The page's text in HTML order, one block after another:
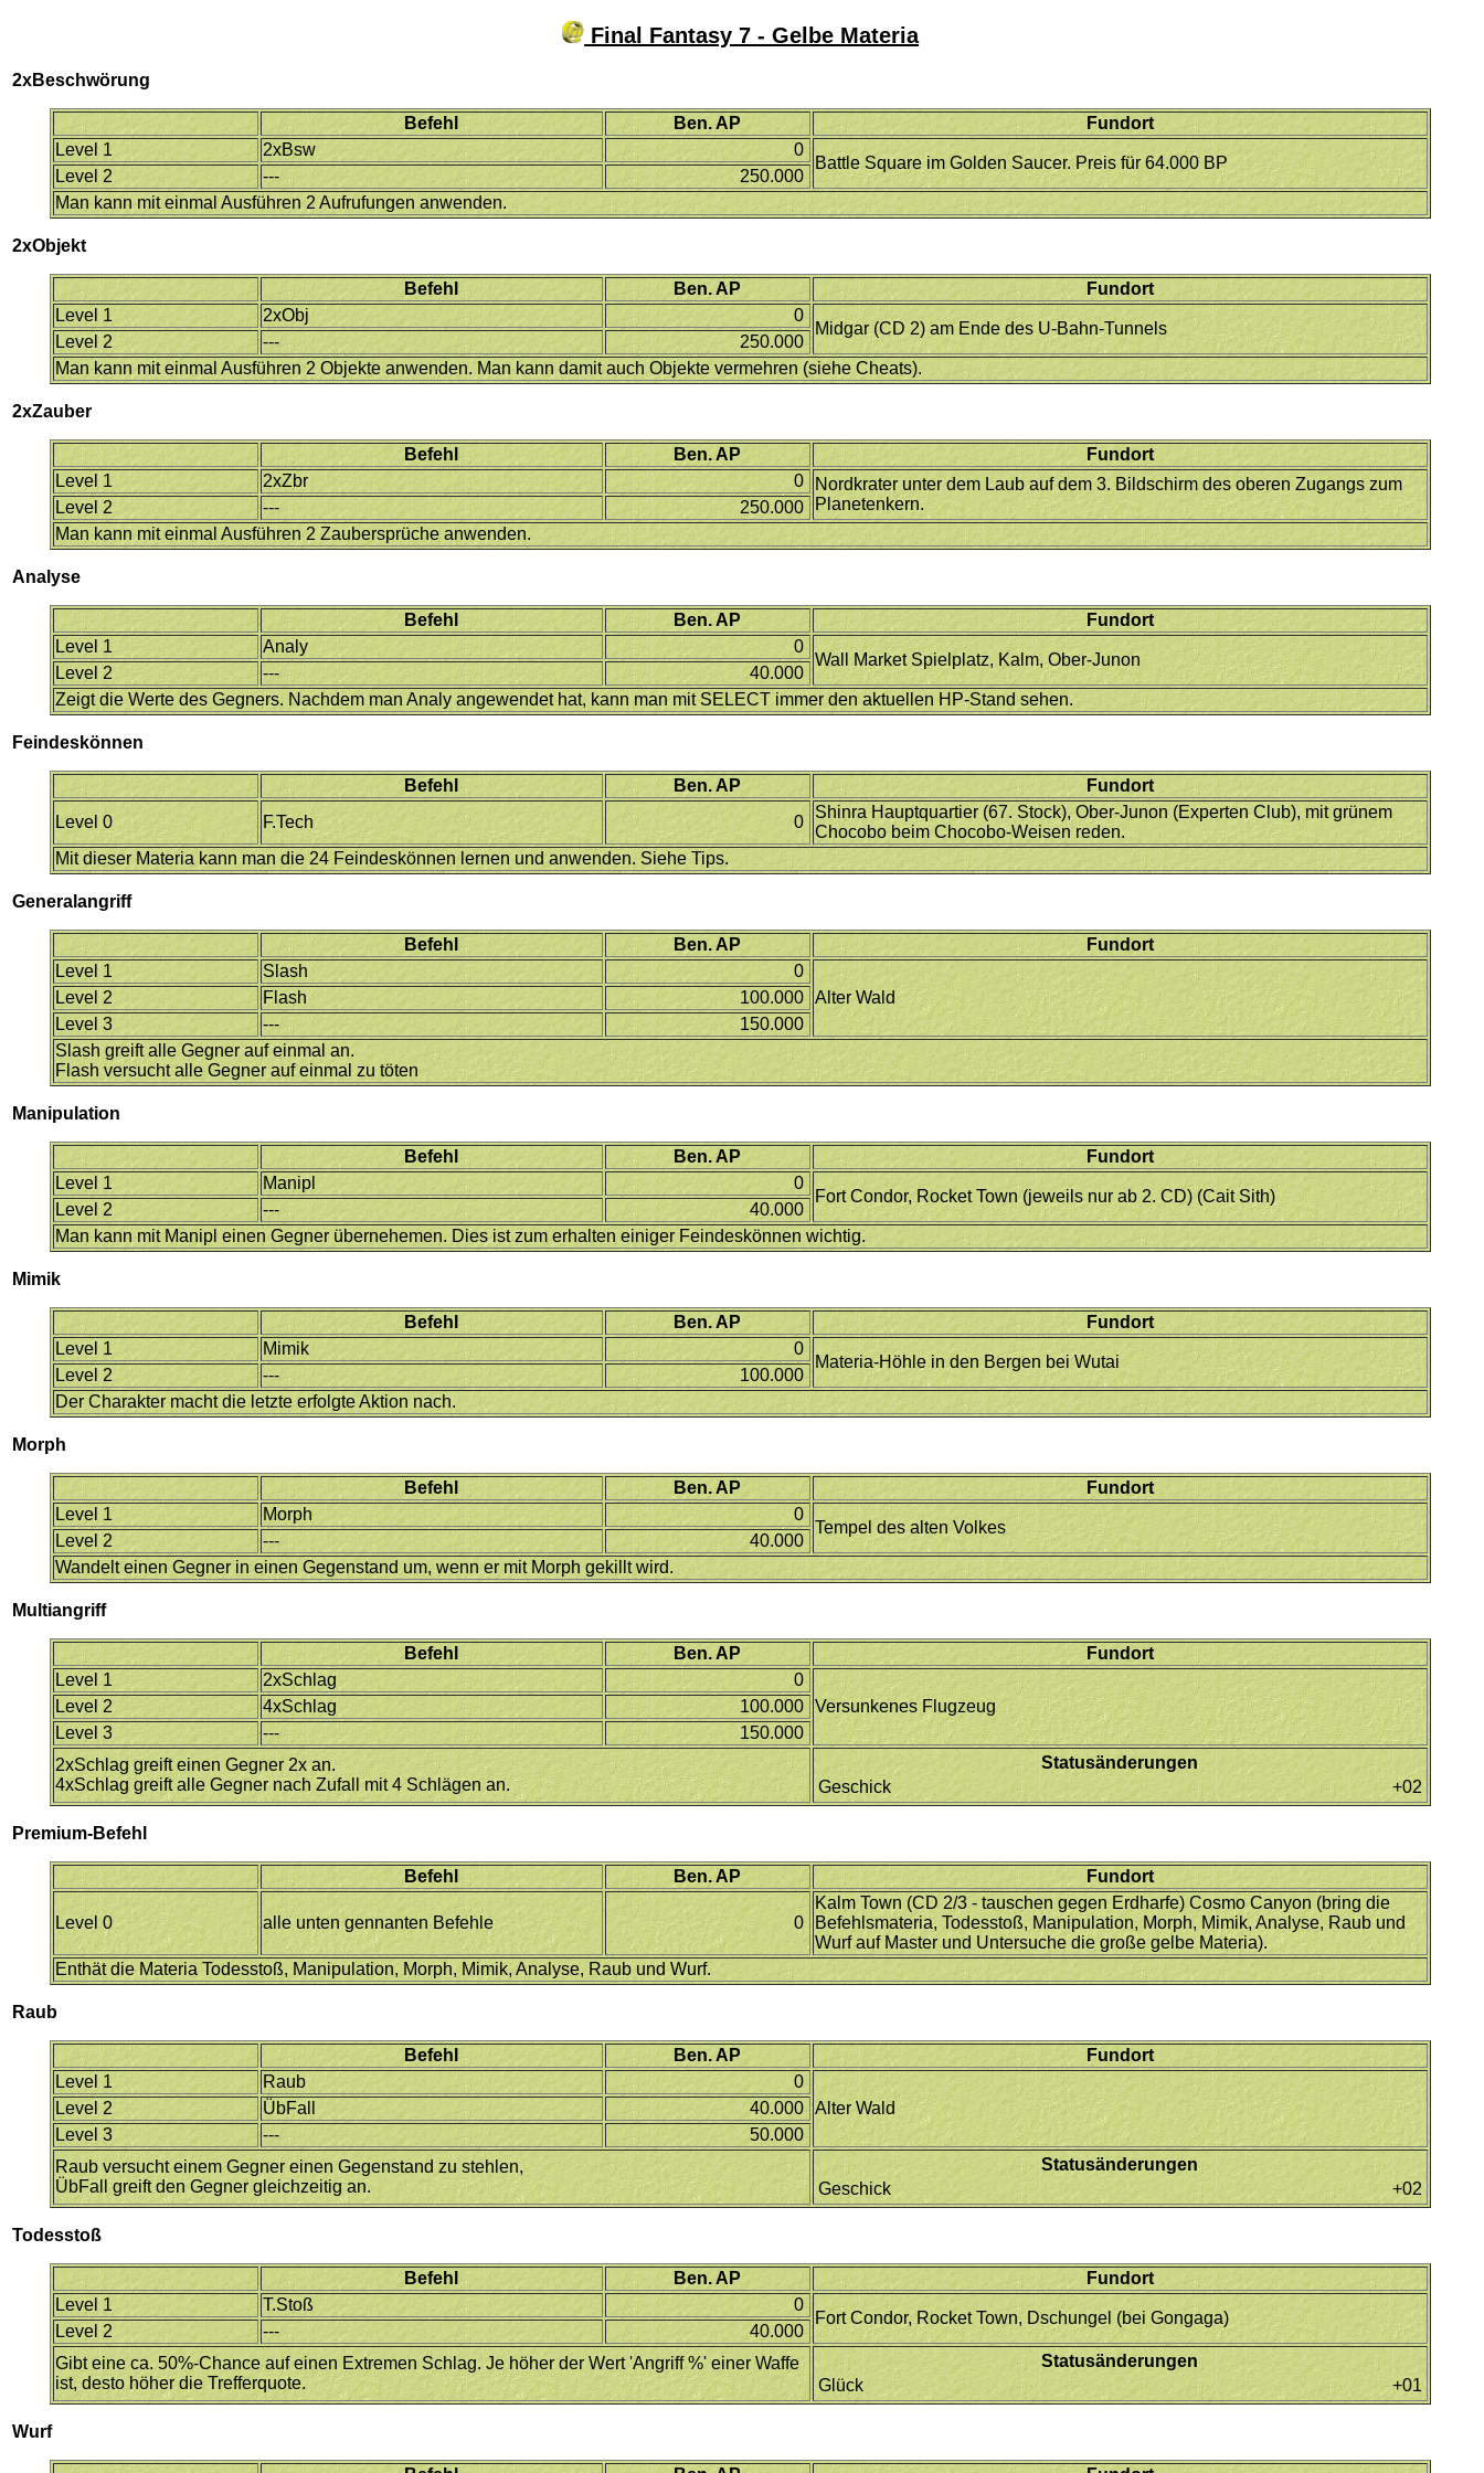
Final Fantasy 7 - Gelbe Materia
2xBeschwörung
Befehl Ben. AP
Fundort
Level 1
2xBsw 0
Battle Square im Golden Saucer. Preis für 64.000 BP
Level 2 ---
250.000
Man kann mit einmal Ausführen 2 Aufrufungen anwenden.
2xObjekt
Befehl Ben. AP
Fundort
Level 1
2xObj 0
Midgar (CD 2) am Ende des U-Bahn-Tunnels
Level 2 ---
250.000
Man kann mit einmal Ausführen 2 Objekte anwenden. Man kann damit auch Objekte vermehren (siehe Cheats).
2xZauber
Befehl Ben. AP
Fundort
Level 1
2xZbr 0
Nordkrater unter dem Laub auf dem 3. Bildschirm des oberen Zugangs zum
Planetenkern.
Level 2 ---
250.000
Man kann mit einmal Ausführen 2 Zaubersprüche anwenden.
Analyse
Befehl Ben. AP
Fundort
Level 1
Analy 0
Wall Market Spielplatz, Kalm, Ober-Junon
Level 2 ---
40.000
Zeigt die Werte des Gegners. Nachdem man Analy angewendet hat, kann man mit SELECT immer den aktuellen HP-Stand sehen.
Feindeskönnen
Befehl Ben. AP
Fundort
Level 0
F.Tech 0
Shinra Hauptquartier (67. Stock), Ober-Junon (Experten Club), mit grünem
Chocobo beim Chocobo-Weisen reden.
Mit dieser Materia kann man die 24 Feindeskönnen lernen und anwenden. Siehe Tips.
Generalangriff
Befehl Ben. AP
Fundort
Level 1
Slash
0
Alter Wald
Level 2 Flash
100.000
Level 3
---
150.000
Slash greift alle Gegner auf einmal an.
Flash versucht alle Gegner auf einmal zu töten
Manipulation
Befehl Ben. AP
Fundort
Level 1
Manipl 0
Fort Condor, Rocket Town (jeweils nur ab 2. CD) (Cait Sith)
Level 2 ---
40.000
Man kann mit Manipl einen Gegner übernehemen. Dies ist zum erhalten einiger Feindeskönnen wichtig.
Mimik
Befehl Ben. AP
Fundort
Level 1
Mimik 0
Materia-Höhle in den Bergen bei Wutai
Level 2 ---
100.000
Der Charakter macht die letzte erfolgte Aktion nach.
Morph
Befehl Ben. AP
Fundort
Level 1
Morph 0
Tempel des alten Volkes
Level 2 ---
40.000
Wandelt einen Gegner in einen Gegenstand um, wenn er mit Morph gekillt wird.
Multiangriff
Befehl Ben. AP
Fundort
Level 1
2xSchlag
0
Versunkenes Flugzeug
Level 2 4xSchlag
100.000
Level 3
---
150.000
2xSchlag greift einen Gegner 2x an.
4xSchlag greift alle Gegner nach Zufall mit 4 Schlägen an.
Statusänderungen
Geschick
+02
Premium-Befehl
Befehl Ben. AP Fundort
Level 0 alle unten gennanten Befehle 0
Kalm Town (CD 2/3 - tauschen gegen Erdharfe) Cosmo Canyon (bring die
Befehlsmateria, Todesstoß, Manipulation, Morph, Mimik, Analyse, Raub und
Wurf auf Master und Untersuche die große gelbe Materia).
Enthät die Materia Todesstoß, Manipulation, Morph, Mimik, Analyse, Raub und Wurf.
Raub
Befehl Ben. AP
Fundort
Level 1
Raub
0
Alter Wald
Level 2 ÜbFall
40.000
Level 3
---
50.000
Raub versucht einem Gegner einen Gegenstand zu stehlen,
ÜbFall greift den Gegner gleichzeitig an.
Statusänderungen
Geschick
+02
Todesstoß
Befehl Ben. AP
Fundort
Level 1
T.Stoß 0
Fort Condor, Rocket Town, Dschungel (bei Gongaga)
Level 2 ---
40.000
Gibt eine ca. 50%-Chance auf einen Extremen Schlag. Je höher der Wert 'Angriff %' einer Waffe
ist, desto höher die Trefferquote.
Statusänderungen
Glück
+01
Wurf